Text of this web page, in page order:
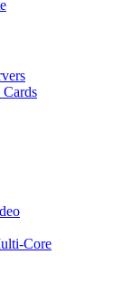
Core